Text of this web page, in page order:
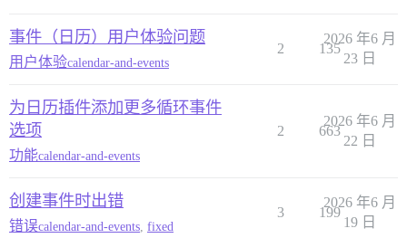
事件（日历）用户体验问题
用户体验calendar-and-events
2 135
2026 年6 月
23 日
为日历插件添加更多循环事件
选项
功能calendar-and-events
2 663
2026 年6 月
22 日
创建事件时出错
错误calendar-and-events fixed
3 199
2026 年6 月
19 日